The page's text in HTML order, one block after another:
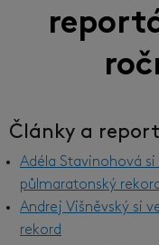
Články a
Adéla Stavinohová
půlmaratonský
Andrej Višněvský si
rekord